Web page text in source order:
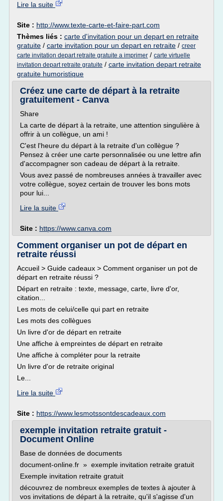
Lire la suite
Site : http://www.texte-carte-et-faire-part.com
Thèmes liés : carte d'invitation pour un depart en retraite
gratuite / carte invitation pour un depart en retraite / creer
carte invitation depart retraite gratuite a imprimer / carte virtuelle
invitation depart retraite gratuite / carte invitation depart retraite
gratuite humoristique
Créez une carte de départ à la retraite
gratuitement - Canva
Share
La carte de départ à la retraite, une attention singulière à
offrir à un collègue, un ami !
C'est l'heure du départ à la retraite d'un collègue ?
Pensez à créer une carte personnalisée ou une lettre afin
d'accompagner son cadeau de départ à la retraite.
Vous avez passé de nombreuses années à travailler avec
votre collègue, soyez certain de trouver les bons mots
pour lui...
Lire la suite
Site : https://www.canva.com
Comment organiser un pot de départ en
retraite réussi
Accueil > Guide cadeaux > Comment organiser un pot de
départ en retraite réussi ?
Départ en retraite : texte, message, carte, livre d'or,
citation...
Les mots de celui/celle qui part en retraite
Les mots des collègues
Un livre d'or de départ en retraite
Une affiche à empreintes de départ en retraite
Une affiche à compléter pour la retraite
Un livre d'or de retraite original
Le...
Lire la suite
Site : https://www.lesmotssontdescadeaux.com
exemple invitation retraite gratuit -
Document Online
Base de données de documents
document-online.fr » exemple invitation retraite gratuit
Exemple invitation retraite gratuit
découvrez de nombreux exemples de textes à ajouter à
vos invitations de départ à la retraite, qu'il s'agisse d'un